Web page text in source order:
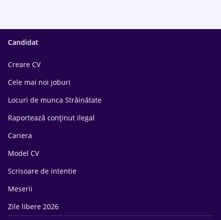
Candidat
Creare CV
Cele mai noi joburi
Locuri de munca Străinătate
Raportează conținut ilegal
Cariera
Model CV
Scrisoare de intentie
Meserii
Zile libere 2026